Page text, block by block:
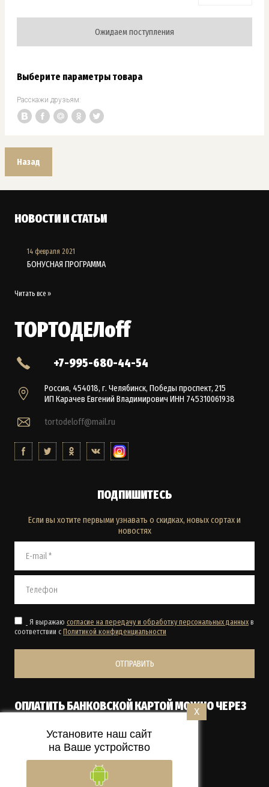
Ожидаем поступления
Выберите параметры товара
Расскажи друзьям:
Назад
ТОРТОДЕЛoff
+7-995-680-44-54
Россия, 454018, г. Челябинск, Победы проспект, 215
ИП Карачев Евгений Владимирович ИНН 745310061938
tortodeloff@mail.ru
ПОДПИШИТЕСЬ
Если вы хотите первыми узнавать о скидках, новых сортах и
новостях
Я выражаю согласие на передачу и обработку персональных данных в
соответствии с Политикой конфиденциальности
ОТПРАВИТЬ
ОПЛАТИТЬ БАНКОВСКОЙ КАРТОЙ МОЖНО ЧЕРЕЗ
ТЕРМИНАЛ КУРЬЕРУ ПРИ ПОЛУЧЕНИИ.
НОВОСТИ И СТАТЬИ
14 февраля 2021
БОНУСНАЯ ПРОГРАММА
Читать все »
X
Установите наш сайт
на Ваше устройство